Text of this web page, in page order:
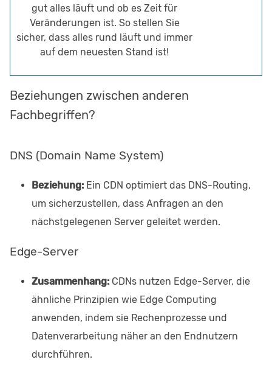
gut alles läuft und ob es Zeit für
Veränderungen ist. So stellen Sie
sicher, dass alles rund läuft und immer
auf dem neuesten Stand ist!
Beziehungen zwischen anderen
Fachbegriffen?
DNS (Domain Name System)
Beziehung: Ein CDN optimiert das DNS-Routing,
um sicherzustellen, dass Anfragen an den
nächstgelegenen Server geleitet werden.
Edge-Server
Zusammenhang: CDNs nutzen Edge-Server, die
ähnliche Prinzipien wie Edge Computing
anwenden, indem sie Rechenprozesse und
Datenverarbeitung näher an den Endnutzern
durchführen.